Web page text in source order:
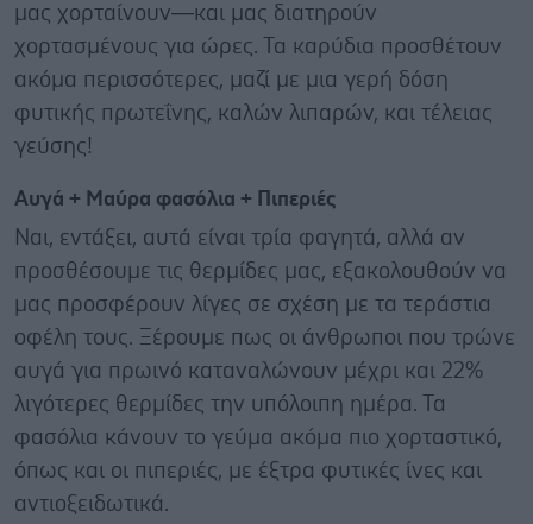
μας χορταίνουν—και μας διατηρούν
χορτασμένους για ώρες. Τα καρύδια προσθέτουν
ακόμα περισσότερες, μαζί με μια γερή δόση
φυτικής πρωτεΐνης, καλών λιπαρών, και τέλειας
γεύσης!
Αυγά + Μαύρα φασόλια + Πιπεριές
Ναι, εντάξει, αυτά είναι τρία φαγητά, αλλά αν
προσθέσουμε τις θερμίδες μας, εξακολουθούν να
μας προσφέρουν λίγες σε σχέση με τα τεράστια
οφέλη τους. Ξέρουμε πως οι άνθρωποι που τρώνε
αυγά για πρωινό καταναλώνουν μέχρι και 22%
λιγότερες θερμίδες την υπόλοιπη ημέρα. Τα
φασόλια κάνουν το γεύμα ακόμα πιο χορταστικό,
όπως και οι πιπεριές, με έξτρα φυτικές ίνες και
αντιοξειδωτικά.